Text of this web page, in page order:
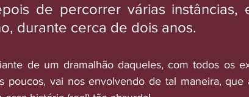
de percorrer várias instâncias,
durante cerca de dois anos.
de um dramalhão daqueles, com todos os
poucos, vai nos envolvendo de tal maneira, que